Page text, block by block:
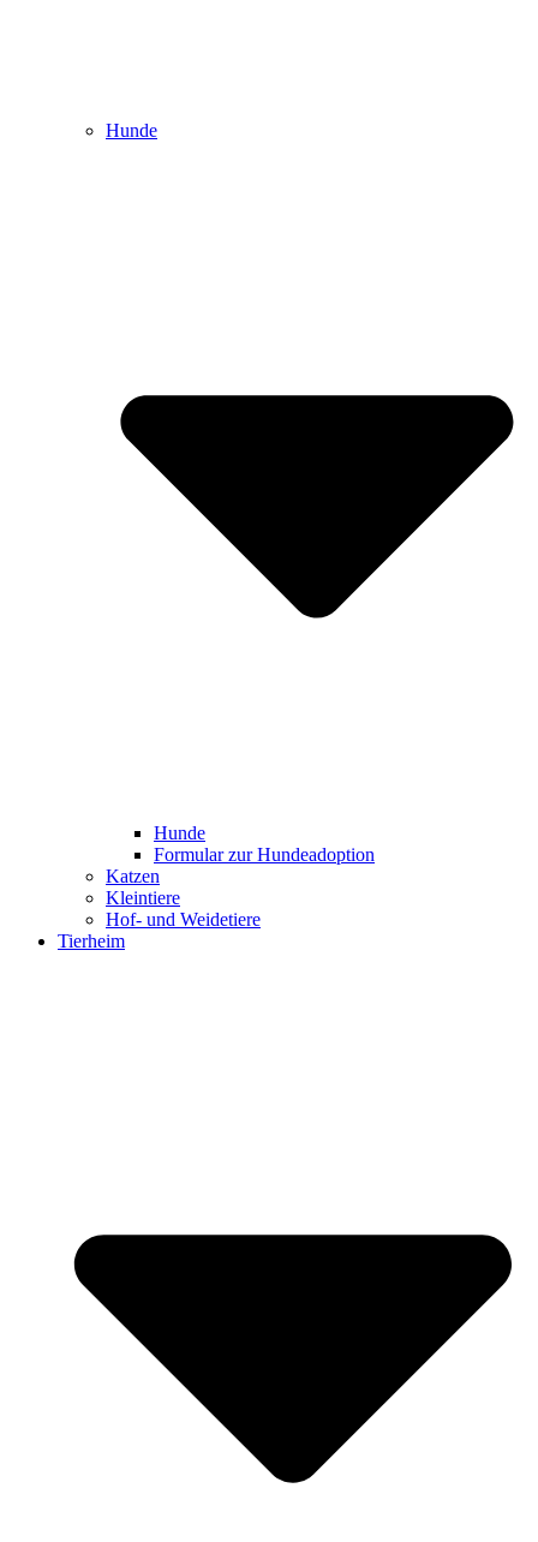
Hunde
Hunde
Formular zur Hundeadoption
Katzen
Kleintiere
Hof- und Weidetiere
Tierheim